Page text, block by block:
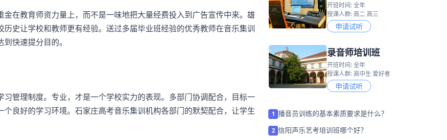
在教育师资力量上，而不是一味地把大量经费投入到广告宣传中来。雄
史让学校和教师更有经验。送过多届毕业班经验的优秀教师在音乐集训
快速提分目的。
管理制度。专业，才是一个学校实力的表现。多部门协调配合，目标一
良好的学习环境。石家庄高考音乐集训机构各部门的默契配合，让学生
开班时间: 全年
授课人群: 高二 高三
申请试听
录音师培训班
开班时间: 全年
授课人群: 高中生 爱好者
申请试听
1 播音员训练的基本素质要求是什么？
2 信阳声乐艺考培训班哪个好？